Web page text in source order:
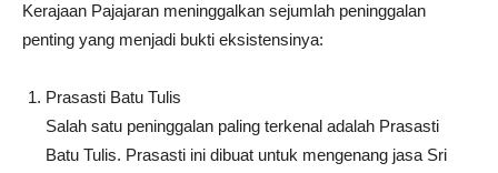
Kerajaan Pajajaran meninggalkan sejumlah peninggalan
penting yang menjadi bukti eksistensinya:
Prasasti Batu Tulis
Salah satu peninggalan paling terkenal adalah Prasasti
Batu Tulis. Prasasti ini dibuat untuk mengenang jasa Sri